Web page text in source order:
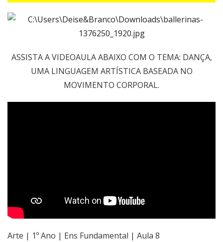
ASSISTA A VIDEOAULA ABAIXO COM O TEMA: DANÇA,
UMA LINGUAGEM ARTÍSTICA BASEADA NO
MOVIMENTO CORPORAL.
Arte | 1º Ano | Ens Fundamental | Aula 8